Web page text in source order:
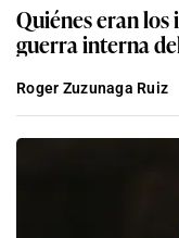
Quiénes eran los
guerra interna
Roger Zuzunaga Ruiz